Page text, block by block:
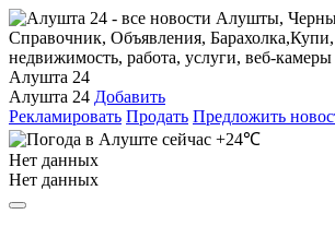
Алушта 24
Алушта 24 Добавить
Рекламировать Продать Предложить
+24℃
Нет данных
Нет данных